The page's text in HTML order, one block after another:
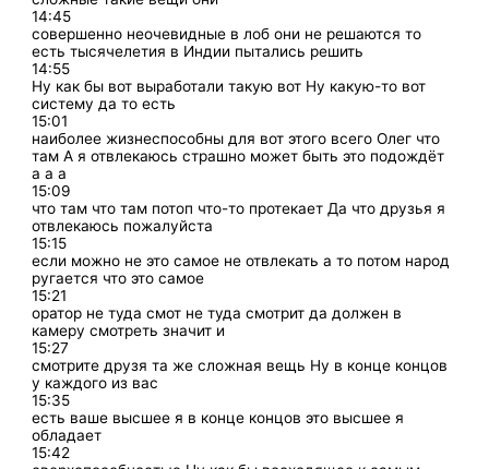
14:45
совершенно неочевидные в лоб они не решаются то
есть тысячелетия в Индии пытались решить
14:55
Ну как бы вот выработали такую вот Ну какую-то вот
систему да то есть
15:01
наиболее жизнеспособны для вот этого всего Олег что
там А я отвлекаюсь страшно может быть это подождёт
а а а
15:09
что там что там потоп что-то протекает Да что друзья я
отвлекаюсь пожалуйста
15:15
если можно не это самое не отвлекать а то потом народ
ругается что это самое
15:21
оратор не туда смот не туда смотрит да должен в
камеру смотреть значит и
15:27
смотрите друзя та же сложная вещь Ну в конце концов
у каждого из вас
15:35
есть ваше высшее я в конце концов это высшее я
обладает
15:42